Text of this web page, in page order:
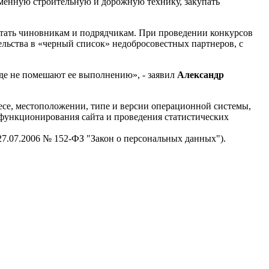
чиновникам и подрядчикам. При проведении конкурсов
в «черный список» недобросовестных партнеров, с
не помешают ее выполнению», - заявил Александр
местоположении, типе и версии операционной системы,
сайта и проведения статистических
27.07.2006 № 152-ФЗ "Закон о персональных данных").